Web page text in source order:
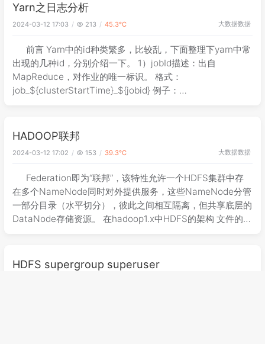
Yarn之日志分析
2024-03-12 17:03 213 45.3℃ 大数据数据
前言 Yarn中的id种类繁多，比较乱，下面整理下yarn中常
出现的几种id，分别介绍一下。 1）jobId描述：出自
MapReduce，对作业的唯一标识。 格式：
job_${clusterStartTime}_${jobid} 例子：
HADOOP联邦
2024-03-12 17:02 153 39.3℃ 大数据数据
Federation即为“联邦”，该特性允许一个HDFS集群中存
在多个NameNode同时对外提供服务，这些NameNode分管
一部分目录（水平切分），彼此之间相互隔离，但共享底层的
DataNode存储资源。 在hadoop1.x中HDFS的架构 文件的存
HDFS supergroup superuser